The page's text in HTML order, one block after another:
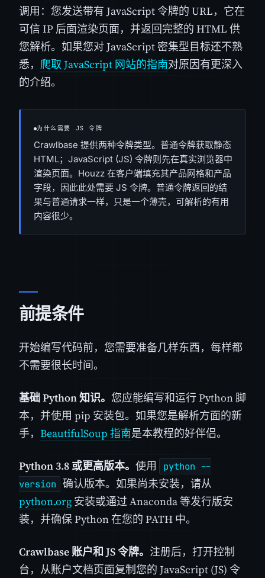
调用：您发送带有 JavaScript 令牌的 URL，它在
可信 IP 后面渲染页面，并返回完整的 HTML 供
您解析。如果您对 JavaScript 密集型目标还不熟
悉， 爬取 JavaScript 网站的指南对原因有更深入
的介绍。
为什么需要 JS 令牌
Crawlbase 提供两种令牌类型。普通令牌获取静态
HTML；JavaScript (JS) 令牌则先在真实浏览器中
渲染页面。Houzz 在客户端填充其产品网格和产品
字段，因此此处需要 JS 令牌。普通令牌返回的结
果与普通请求一样，只是一个薄壳，可解析的有用
内容很少。
前提条件
开始编写代码前，您需要准备几样东西，每样都
不需要很长时间。
基础 Python 知识。 您应能编写和运行 Python 脚
本，并使用 pip 安装包。如果您是解析方面的新
手， BeautifulSoup 指南是本教程的好伴侣。
Python 3.8 或更高版本。 使用
python --
version 确认版本。如果尚未安装，请从
python.org 安装或通过 Anaconda 等发行版安
装，并确保 Python 在您的 PATH 中。
Crawlbase 账户和 JS 令牌。 注册后，打开控制
台，从账户文档页面复制您的 JavaScript (JS) 令